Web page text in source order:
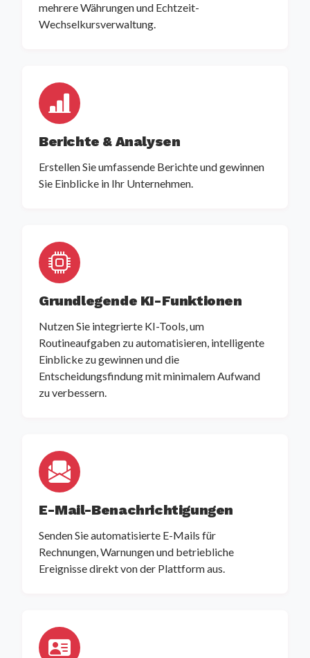
mehrere Währungen und Echtzeit-
Wechselkursverwaltung.
Berichte & Analysen
Erstellen Sie umfassende Berichte und gewinnen
Sie Einblicke in Ihr Unternehmen.
Grundlegende KI-Funktionen
Nutzen Sie integrierte KI-Tools, um
Routineaufgaben zu automatisieren, intelligente
Einblicke zu gewinnen und die
Entscheidungsfindung mit minimalem Aufwand
zu verbessern.
E-Mail-Benachrichtigungen
Senden Sie automatisierte E-Mails für
Rechnungen, Warnungen und betriebliche
Ereignisse direkt von der Plattform aus.